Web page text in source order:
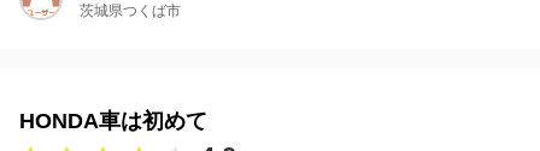
茨城県つくば市
HONDA車は初めて